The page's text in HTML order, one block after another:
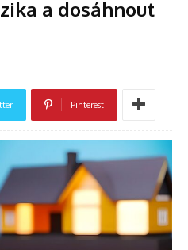
a dosáhnout
Pinterest